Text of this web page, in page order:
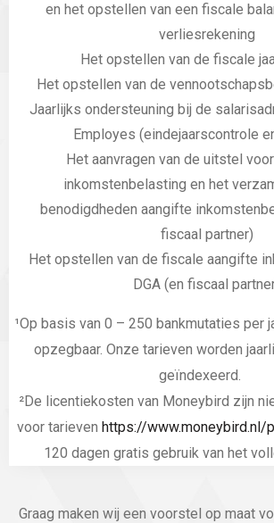
en het opstellen van een fiscale
verliesrekening
Het opstellen van de fiscale
Het opstellen van de
Jaarlijks ondersteuning bij de
Employes (eindejaarscontrole
Het aanvragen van de uitstel
inkomstenbelasting en het
benodigdheden aangifte
fiscaal partner)
Het opstellen van de fiscale aangifte
DGA (en fiscaal
¹Op basis van 0 – 250 bankmutaties per
opzegbaar. Onze tarieven worden
geïndexeerd.
²De licentiekosten van Moneybird zijn
voor tarieven https://www.moneybird.nl/
120 dagen gratis gebruik van het
Graag maken wij een voorstel op maat